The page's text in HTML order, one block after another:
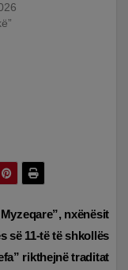
nxënësit
së 11-të të shkollës
rikthejnë traditat